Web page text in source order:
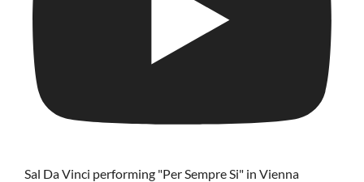
Sal Da Vinci performing "Per Sempre Si" in Vienna